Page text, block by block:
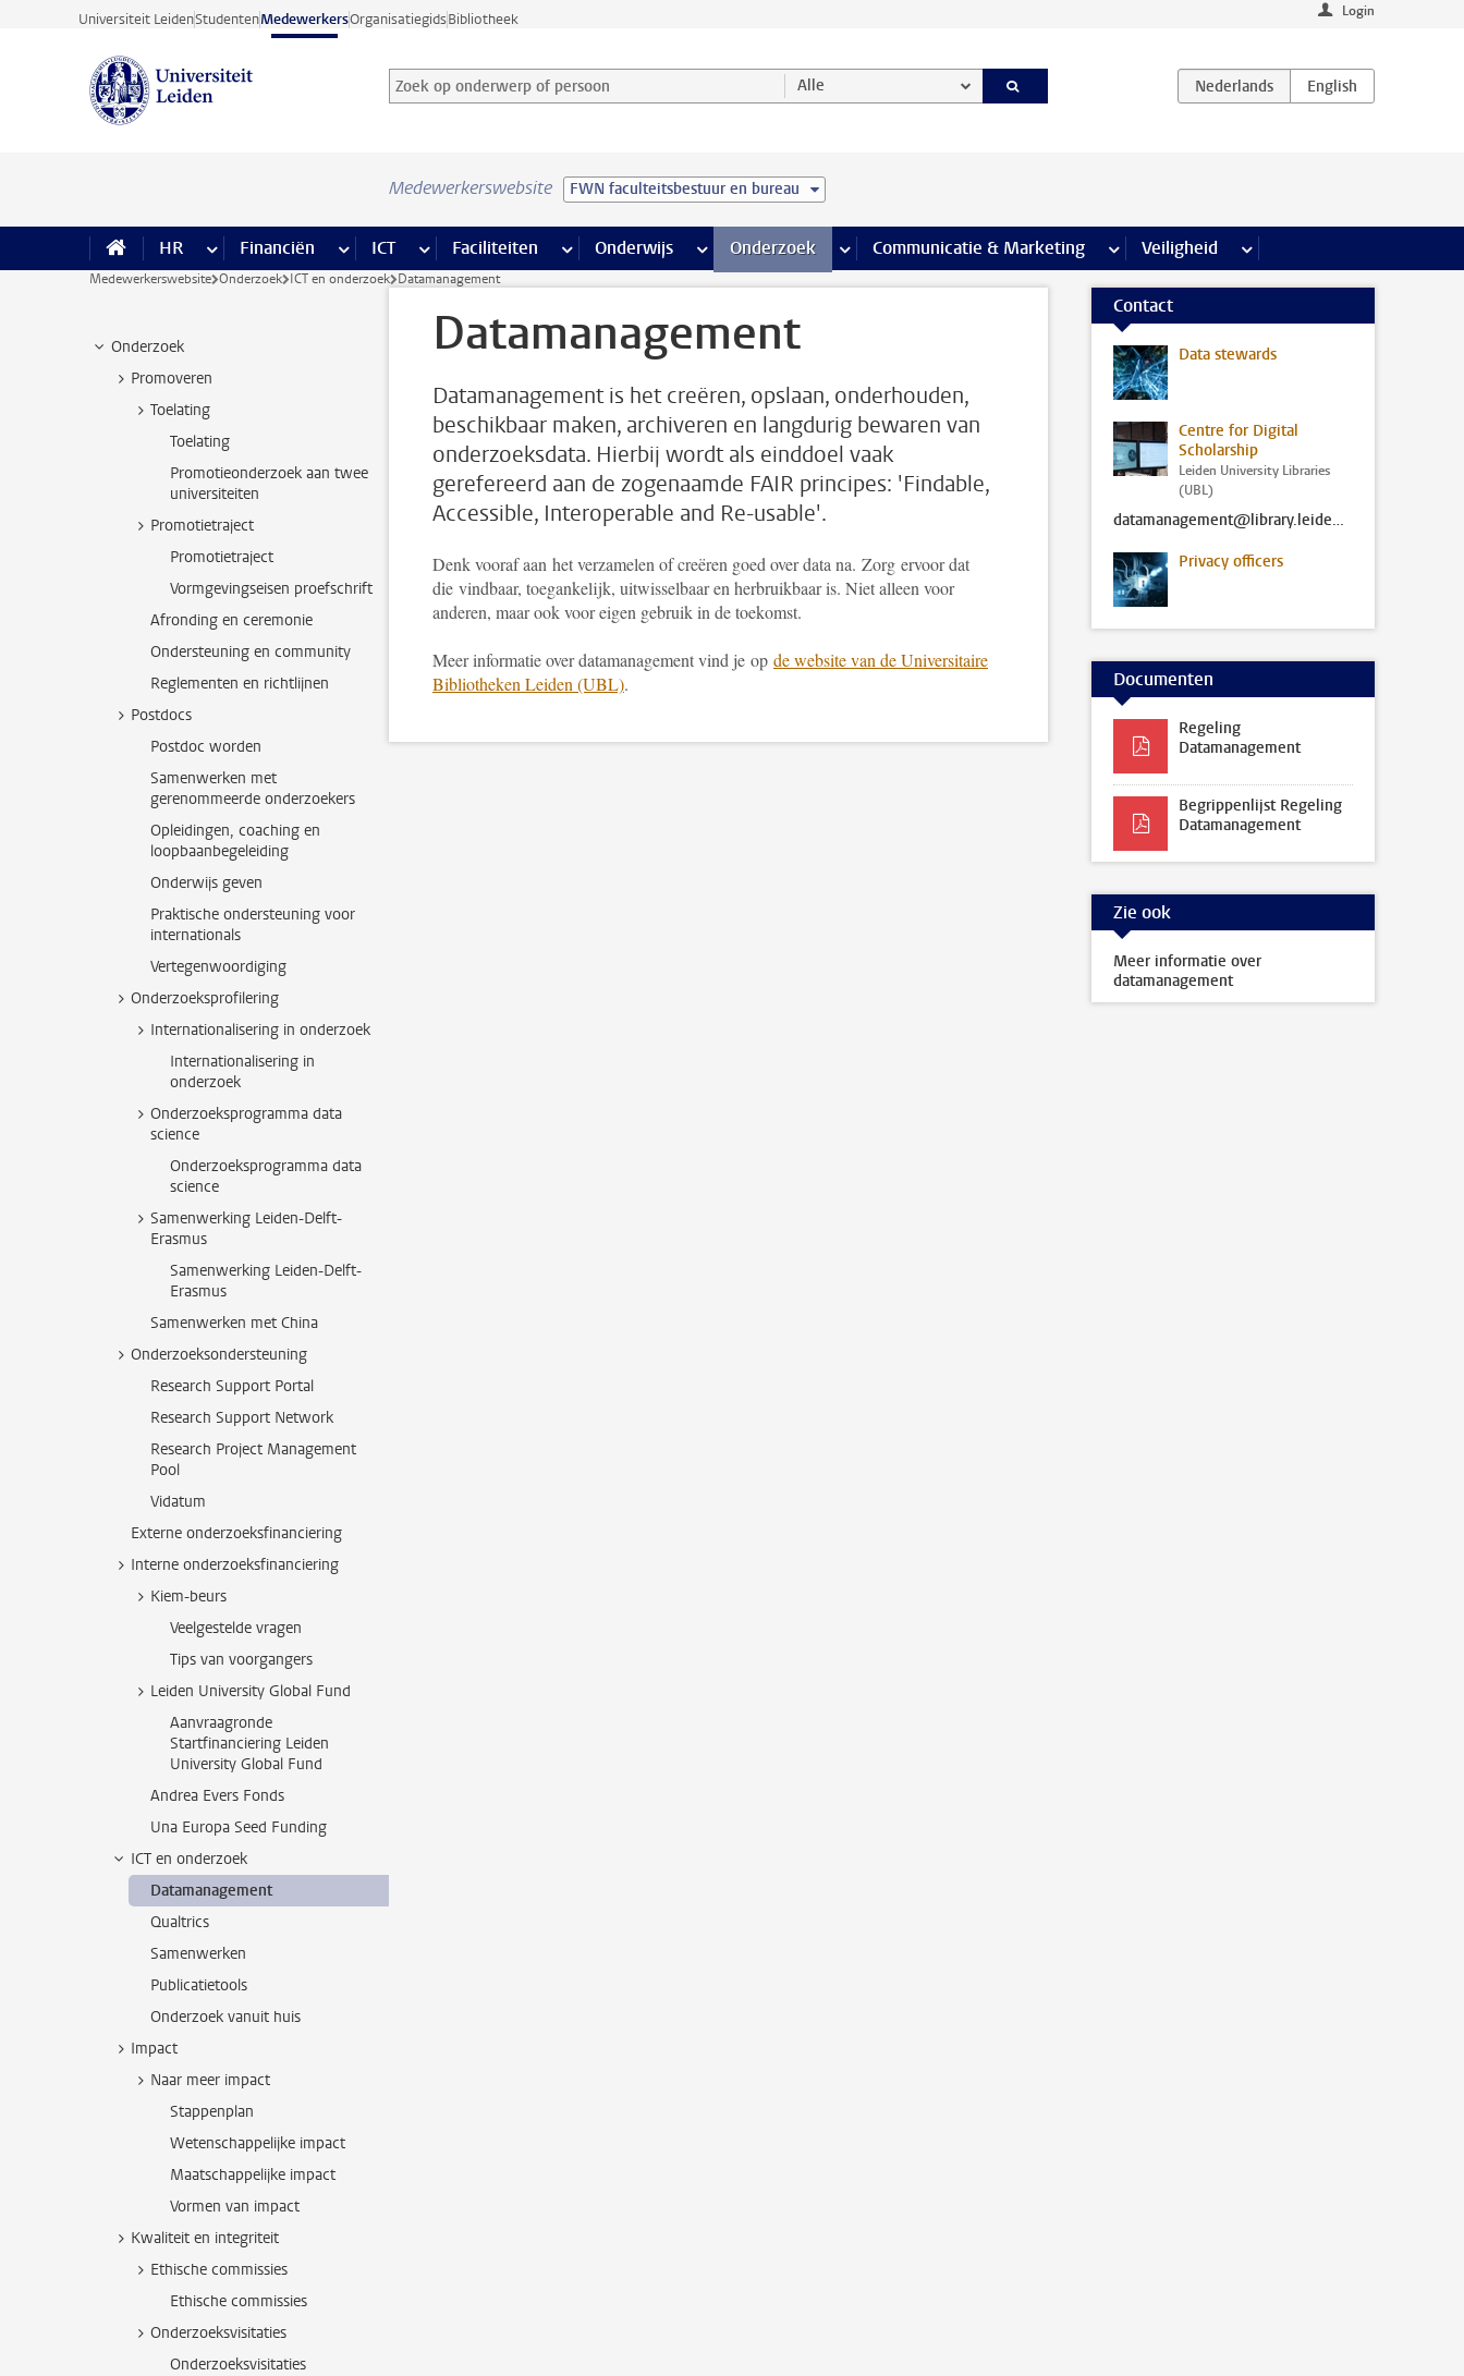
Ga direct naar de inhoud
Universiteit LeidenStudentenMedewerkersOrganisatiegidsBibliotheek Login
Zoek op onderwerp of persoon en selecteer categorie
Zoekterm Alle
Medewerkerswebsite FWN faculteitsbestuur en bureau
HR meer HR pagina’s
Financiën meer Financiën pagina’s
ICT meer ICT pagina’s
Faciliteiten meer Faciliteiten pagina’s
Onderwijs meer Onderwijs pagina’s
Onderzoek meer Onderzoek pagina’s
Communicatie & Marketing meer Communicatie & Marketing pagina’s
Veiligheid meer Veiligheid pagina’s
Medewerkerswebsite Onderzoek ICT en onderzoek Datamanagement
Onderzoek
Promoveren
Toelating
Toelating
Promotieonderzoek aan twee
universiteiten
Promotietraject
Promotietraject
Vormgevingseisen proefschrift
Afronding en ceremonie
Ondersteuning en community
Reglementen en richtlijnen
Postdocs
Postdoc worden
Samenwerken met
gerenommeerde onderzoekers
Opleidingen, coaching en
loopbaanbegeleiding
Onderwijs geven
Praktische ondersteuning voor
internationals
Vertegenwoordiging
Onderzoeksprofilering
Internationalisering in onderzoek
Internationalisering in
onderzoek
Onderzoeksprogramma data
science
Onderzoeksprogramma data
science
Samenwerking Leiden-Delft-
Erasmus
Samenwerking Leiden-Delft-
Erasmus
Samenwerken met China
Onderzoeksondersteuning
Research Support Portal
Research Support Network
Research Project Management
Pool
Vidatum
Externe onderzoeksfinanciering
Interne onderzoeksfinanciering
Kiem-beurs
Veelgestelde vragen
Tips van voorgangers
Leiden University Global Fund
Aanvraagronde
Startfinanciering Leiden
University Global Fund
Andrea Evers Fonds
Una Europa Seed Funding
ICT en onderzoek
Datamanagement
Qualtrics
Samenwerken
Publicatietools
Onderzoek vanuit huis
Impact
Naar meer impact
Stappenplan
Wetenschappelijke impact
Maatschappelijke impact
Vormen van impact
Kwaliteit en integriteit
Ethische commissies
Ethische commissies
Onderzoeksvisitaties
Onderzoeksvisitaties
Datamanagement
Datamanagement is het creëren, opslaan, onderhouden,
beschikbaar maken, archiveren en langdurig bewaren van
onderzoeksdata. Hierbij wordt als einddoel vaak
gerefereerd aan de zogenaamde FAIR principes: 'Findable,
Accessible, Interoperable and Re-usable'.
Denk vooraf aan het verzamelen of creëren goed over data na. Zorg ervoor dat
die vindbaar, toegankelijk, uitwisselbaar en herbruikbaar is. Niet alleen voor
anderen, maar ook voor eigen gebruik in de toekomst.
Meer informatie over datamanagement vind je op de website van de Universitaire
Bibliotheken Leiden (UBL).
Contact
Data stewards
Centre for Digital
Scholarship
Leiden University Libraries
(UBL)
datamanagement@library.leidenuniv.nl
Privacy officers
Documenten
Regeling
Datamanagement
Begrippenlijst Regeling
Datamanagement
Zie ook
Meer informatie over
datamanagement